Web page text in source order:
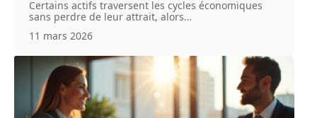
Certains actifs traversent les cycles économiques
sans perdre de leur attrait, alors…
11 mars 2026